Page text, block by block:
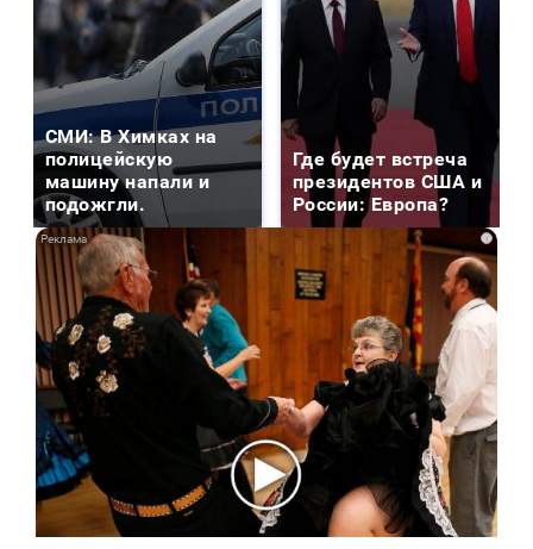
СМИ: В Химках на
полицейскую
машину напали и
подожгли.
Где будет встреча
президентов США и
России: Европа?
i